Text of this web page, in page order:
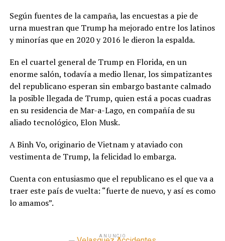
Según fuentes de la campaña, las encuestas a pie de
urna muestran que Trump ha mejorado entre los latinos
y minorías que en 2020 y 2016 le dieron la espalda.
En el cuartel general de Trump en Florida, en un
enorme salón, todavía a medio llenar, los simpatizantes
del republicano esperan sin embargo bastante calmado
la posible llegada de Trump, quien está a pocas cuadras
en su residencia de Mar-a-Lago, en compañía de su
aliado tecnológico, Elon Musk.
A Binh Vo, originario de Vietnam y ataviado con
vestimenta de Trump, la felicidad lo embarga.
Cuenta con entusiasmo que el republicano es el que va a
traer este país de vuelta: “fuerte de nuevo, y así es como
lo amamos”.
ANUNCIO